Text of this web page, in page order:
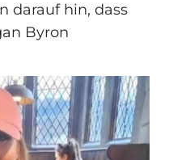
darauf hin, dass
Byron